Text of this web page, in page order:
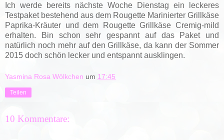
Ich werde bereits nächste Woche Dienstag ein leckeres
Testpaket bestehend aus dem Rougette Marinierter Grillkäse
Paprika-Kräuter und dem Rougette Grillkäse Cremig-mild
erhalten. Bin schon sehr gespannt auf das Paket und
natürlich noch mehr auf den Grillkäse, da kann der Sommer
2015 doch schön lecker und entspannt ausklingen.
Yasmina Rosa Wölkchen um 17:45
Teilen
10 Kommentare: